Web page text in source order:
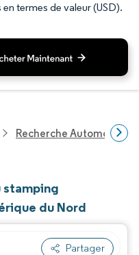
termes de valeur (USD).
Recherche Automobile
stamping
du Nord
Partager